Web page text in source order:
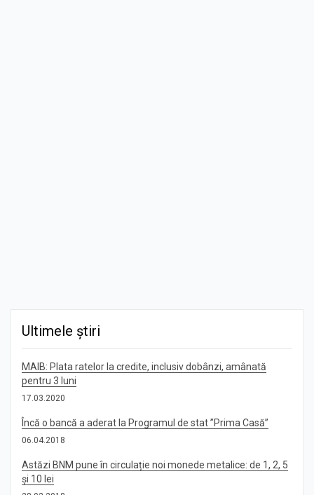
Ultimele știri
MAIB: Plata ratelor la credite, inclusiv dobânzi, amânată
pentru 3 luni
17.03.2020
Încă o bancă a aderat la Programul de stat ”Prima Casă”
06.04.2018
Astăzi BNM pune în circulație noi monede metalice: de 1, 2, 5
și 10 lei